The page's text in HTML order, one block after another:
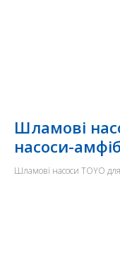
Шламові
насоси-
Шламові насоси TOYO